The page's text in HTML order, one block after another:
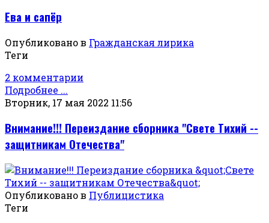
Ева и сапёр
Опубликовано в Гражданская лирика
Теги
2 комментарии
Подробнее ...
Вторник, 17 мая 2022 11:56
Внимание!!! Переиздание сборника "Свете Тихий --
защитникам Отечества"
Опубликовано в Публицистика
Теги